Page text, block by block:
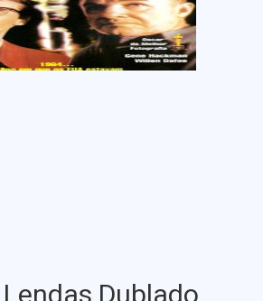
Dublado